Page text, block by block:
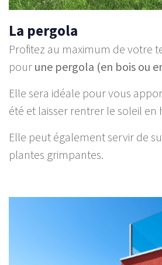
La pergola
Profitez au maximum de votre
pour une pergola (en bois ou
Elle sera idéale pour vous
été et laisser rentrer le soleil en
Elle peut également servir de
plantes grimpantes.